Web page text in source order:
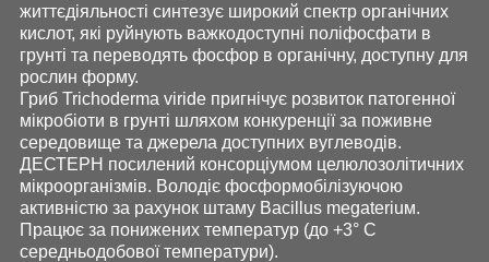
життєдіяльності синтезує широкий спектр органічних
кислот, які руйнують важкодоступні поліфосфати в
грунті та переводять фосфор в органічну, доступну для
рослин форму.
Гриб Trichoderma viride пригнічує розвиток патогенної
мікробіоти в грунті шляхом конкуренції за поживне
середовище та джерела доступних вуглеводів.
ДЕСТЕРН посилений консорціумом целюлозолітичних
мікроорганізмів. Володіє фосформобілізуючою
активністю за рахунок штаму Bacillus megateriuм.
Працює за понижених температур (до +3° С
середньодобової температури).